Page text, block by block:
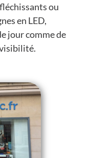
ou
en LED,
jour comme de